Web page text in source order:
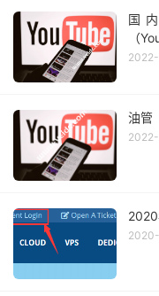
国
（
油管